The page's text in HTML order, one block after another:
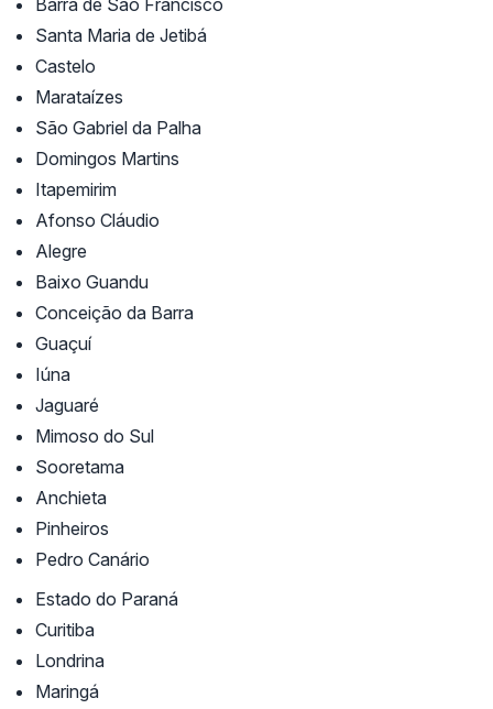
Barra de São Francisco
Santa Maria de Jetibá
Castelo
Marataízes
São Gabriel da Palha
Domingos Martins
Itapemirim
Afonso Cláudio
Alegre
Baixo Guandu
Conceição da Barra
Guaçuí
Iúna
Jaguaré
Mimoso do Sul
Sooretama
Anchieta
Pinheiros
Pedro Canário
Estado do Paraná
Curitiba
Londrina
Maringá